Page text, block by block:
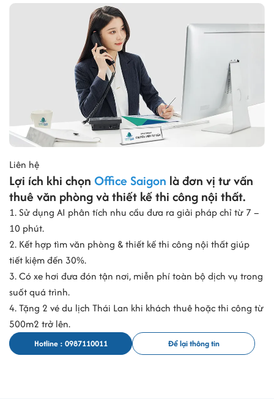
Liên hệ
Lợi ích khi chọn Office Saigon là đơn vị tư vấn
thuê văn phòng và thiết kế thi công nội thất.
1. Sử dụng AI phân tích nhu cầu đưa ra giải pháp chỉ từ 7 –
10 phút.
2. Kết hợp tìm văn phòng & thiết kế thi công nội thất giúp
tiết kiệm đến 30%.
3. Có xe hơi đưa đón tận nơi, miễn phí toàn bộ dịch vụ trong
suốt quá trình.
4. Tặng 2 vé du lịch Thái Lan khi khách thuê hoặc thi công từ
500m2 trở lên.
Hotline : 0987110011 Để lại thông tin